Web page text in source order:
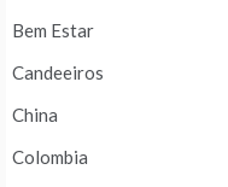
Bem Estar
Candeeiros
China
Colombia